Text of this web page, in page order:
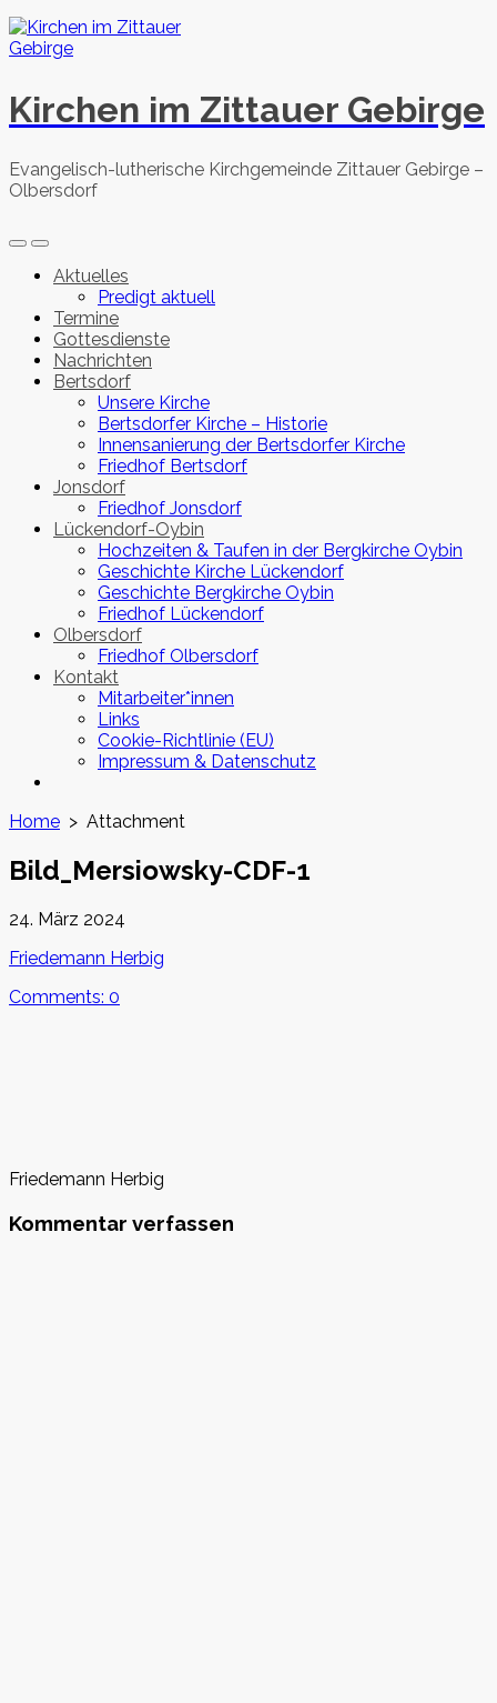
Skip
to
content
Kirchen im Zittauer Gebirge
Evangelisch-lutherische Kirchgemeinde Zittauer Gebirge –
Olbersdorf
Search
Toggle
Menu
Aktuelles
Predigt aktuell
Termine
Gottesdienste
Nachrichten
Bertsdorf
Unsere Kirche
Bertsdorfer Kirche – Historie
Innensanierung der Bertsdorfer Kirche
Friedhof Bertsdorf
Jonsdorf
Friedhof Jonsdorf
Lückendorf-Oybin
Hochzeiten & Taufen in der Bergkirche Oybin
Geschichte Kirche Lückendorf
Geschichte Bergkirche Oybin
Friedhof Lückendorf
Olbersdorf
Friedhof Olbersdorf
Kontakt
Mitarbeiter*innen
Links
Cookie-Richtlinie (EU)
Impressum & Datenschutz
Home > Attachment
Bild_Mersiowsky-CDF-1
Published
24. März 2024
Author
Friedemann Herbig
Comments: 0
Friedemann Herbig
Kommentar verfassen